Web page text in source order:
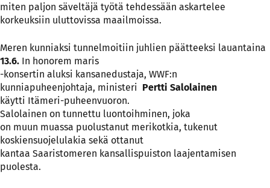
miten paljon säveltäjä työtä tehdessään askartelee
korkeuksiin uluttovissa maailmoissa.
Meren kunniaksi tunnelmoitiin juhlien päätteeksi lauantaina
13.6. In honorem maris
-konsertin aluksi kansanedustaja, WWF:n
kunniapuheenjohtaja, ministeri Pertti Salolainen
käytti Itämeri-puheenvuoron.
Salolainen on tunnettu luontoihminen, joka
on muun muassa puolustanut merikotkia, tukenut
koskiensuojelulakia sekä ottanut
kantaa Saaristomeren kansallispuiston laajentamisen
puolesta.